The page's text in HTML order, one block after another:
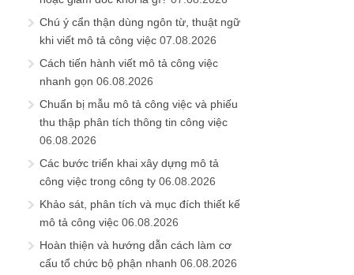
Chú ý cẩn thận dùng ngôn từ, thuật ngữ
khi viết mô tả công việc 07.08.2026
Cách tiến hành viết mô tả công việc
nhanh gọn 06.08.2026
Chuẩn bị mẫu mô tả công việc và phiếu
thu thập phân tích thông tin công việc
06.08.2026
Các bước triển khai xây dựng mô tả
công việc trong công ty 06.08.2026
Khảo sát, phân tích và mục đích thiết kế
mô tả công việc 06.08.2026
Hoàn thiện và hướng dẫn cách làm cơ
cấu tổ chức bộ phận nhanh 06.08.2026